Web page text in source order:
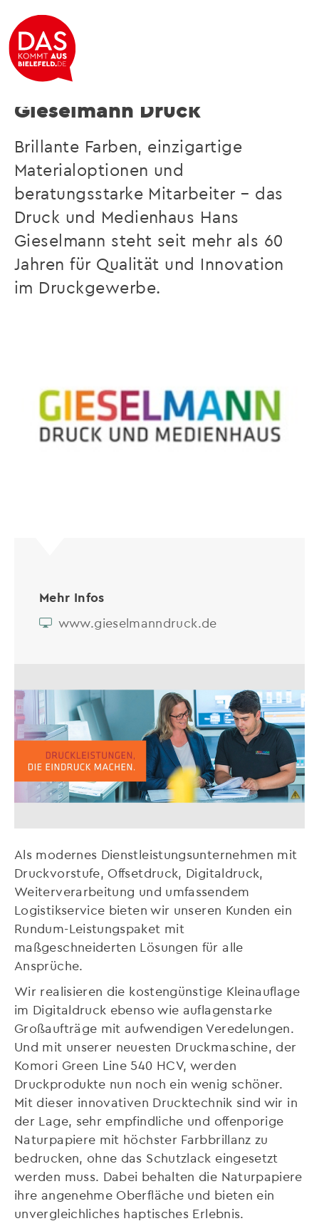
Druck von seiner schönsten Seite
Gieselmann Druck
Brillante Farben, einzigartige
Materialoptionen und
beratungsstarke Mitarbeiter – das
Druck und Medienhaus Hans
Gieselmann steht seit mehr als 60
Jahren für Qualität und Innovation
im Druckgewerbe.
Mehr Infos
www.gieselmanndruck.de
Als modernes Dienstleistungsunternehmen mit
Druckvorstufe, Offsetdruck, Digitaldruck,
Weiterverarbeitung und umfassendem
Logistikservice bieten wir unseren Kunden ein
Rundum-Leistungspaket mit
maßgeschneiderten Lösungen für alle
Ansprüche.
Wir realisieren die kostengünstige Kleinauflage
im Digitaldruck ebenso wie auflagenstarke
Großaufträge mit aufwendigen Veredelungen.
Und mit unserer neuesten Druckmaschine, der
Komori Green Line 540 HCV, werden
Druckprodukte nun noch ein wenig schöner.
Mit dieser innovativen Drucktechnik sind wir in
der Lage, sehr empfindliche und offenporige
Naturpapiere mit höchster Farbbrillanz zu
bedrucken, ohne das Schutzlack eingesetzt
werden muss. Dabei behalten die Naturpapiere
ihre angenehme Oberfläche und bieten ein
unvergleichliches haptisches Erlebnis.